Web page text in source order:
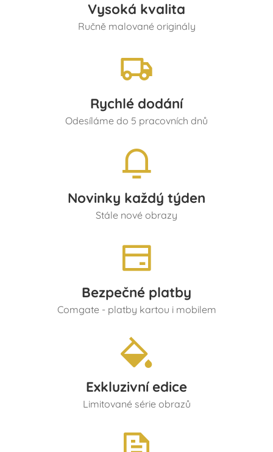
Vysoká kvalita
Ručně malované originály
Rychlé dodání
Odesíláme do 5 pracovních dnů
Novinky každý týden
Stále nové obrazy
Bezpečné platby
Comgate - platby kartou i mobilem
Exkluzivní edice
Limitované série obrazů